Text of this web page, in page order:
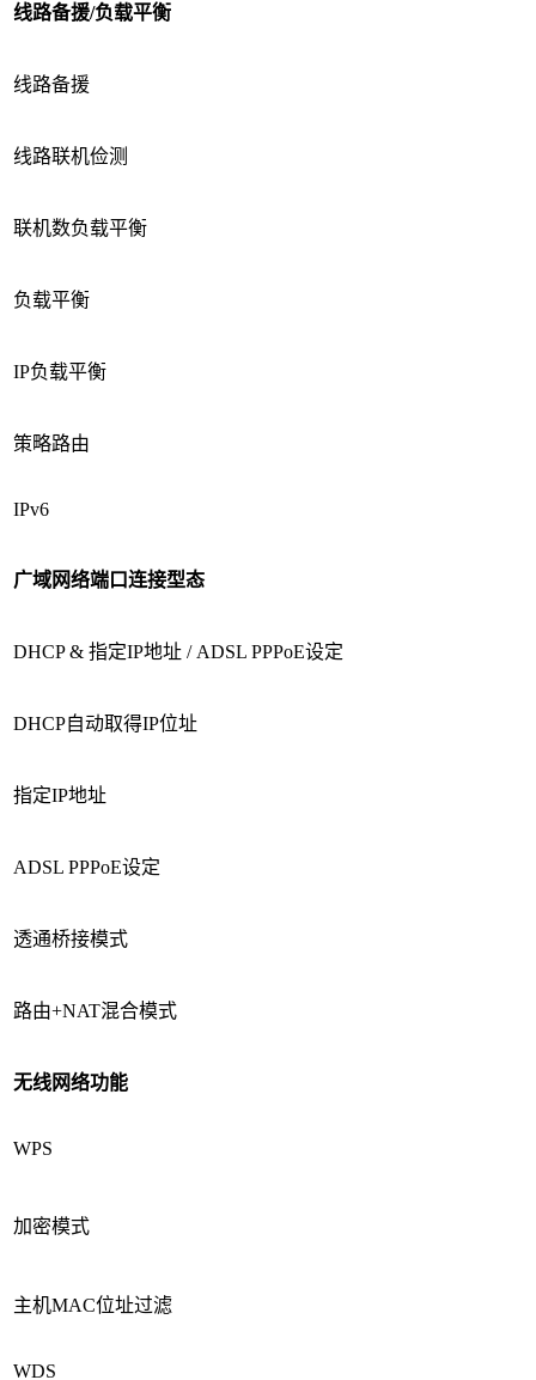
线路备援/负载平衡
线路备援
线路联机俭测
联机数负载平衡
负载平衡
IP负载平衡
策略路由
IPv6
广域网络端口连接型态
DHCP & 指定IP地址 / ADSL PPPoE设定
DHCP自动取得IP位址
指定IP地址
ADSL PPPoE设定
透通桥接模式
路由+NAT混合模式
无线网络功能
WPS
加密模式
主机MAC位址过滤
WDS